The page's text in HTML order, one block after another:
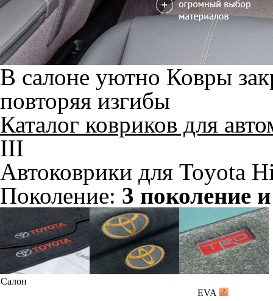
В салоне уютно Ковры
повторяя изгибы
Каталог ковриков для
III
Автоковрики для Toyota
Поколение: 3 поколение
Салон
EVA